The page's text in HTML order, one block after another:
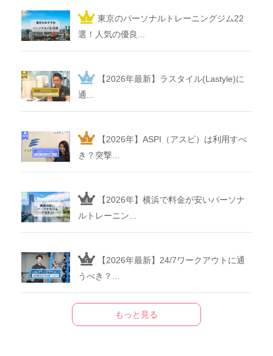
東京のパーソナルトレーニングジム22
選！人気の優良...
【2026年最新】ラスタイル(Lastyle)に
通...
【2026年】ASPI（アスピ）は利用すべ
き？突撃...
【2026年】横浜で料金が安いパーソナ
ルトレーニン...
【2026年最新】24/7ワークアウトに通
うべき？...
もっと見る